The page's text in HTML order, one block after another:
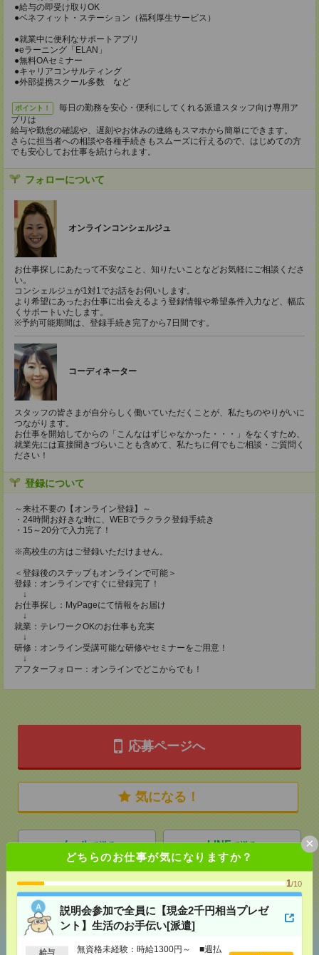
どちらのお仕事が気になりますか？
1/10
説明会参加で全員に【現金2千円相当プレゼ
ント】生活のお手伝い[派遣]
給与
無資格未経験：時給1300円～ ■週払
×
●給与の即受け取りOK
●ベネフィット・ステーション（福利厚生サービス）
●就業中に便利なサポートアプリ
●eラーニング「ELAN」
●無料OAセミナー
●キャリアコンサルティング
●外部提携スクール多数 など
ポイント！
毎日の勤務を安心・便利にしてくれる派遣スタッフ向け専用ア
プリは
給与や勤怠の確認や、遅刻やお休みの連絡もスマホから簡単にできます。
さらに担当者への相談や各種手続きもスムーズに行えるので、はじめての方
でも安心してお仕事を続けられます。
フォローについて
オンラインコンシェルジュ
お仕事探しにあたって不安なこと、知りたいことなどお気軽にご相談くださ
い。
コンシェルジュが1対1でお話をお伺いします。
より希望にあったお仕事に出会えるよう登録情報や希望条件入力など、幅広
くサポートいたします。
※予約可能期間は、登録手続き完了から7日間です。
コーディネーター
スタッフの皆さまが自分らしく働いていただくことが、私たちのやりがいに
つながります。
お仕事を開始してからの「こんなはずじゃなかった・・・」をなくすため、
就業先には直接聞きづらいことも含めて、私たちに何でもご相談・ご質問く
ださい！
登録について
～来社不要の【オンライン登録】～
・24時間お好きな時に、WEBでラクラク登録手続き
・15～20分で入力完了！
※高校生の方はご登録いただけません。
＜登録後のステップもオンラインで可能＞
登録：オンラインですぐに登録完了！
↓
お仕事探し：MyPageにて情報をお届け
↓
就業：テレワークOKのお仕事も充実
↓
研修：オンライン受講可能な研修やセミナーをご用意！
↓
アフターフォロー：オンラインでどこからでも！
応募ページへ
気になる！
メールで送る LINEで送る
シェア ツイート ブックマーク
あなたの閲覧履歴からの